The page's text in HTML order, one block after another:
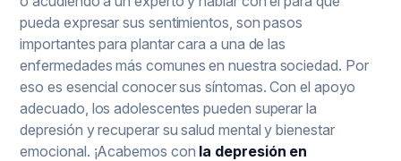
pueda expresar sus sentimientos, son pasos
importantes para plantar cara a una de las
enfermedades más comunes en nuestra sociedad. Por
eso es esencial conocer sus síntomas. Con el apoyo
adecuado, los adolescentes pueden superar la
depresión y recuperar su salud mental y bienestar
emocional. ¡Acabemos con la depresión en